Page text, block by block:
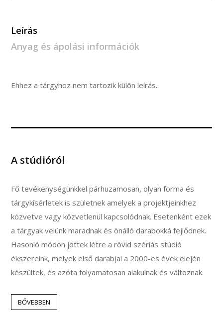
Leírás
Anyag és ápolási információk
Ehhez a tárgyhoz nem tartozik külön leírás.
A stúdióról
Fő tevékenységünkkel párhuzamosan, olyan forma és
tárgykísérletek is születnek amelyek a projektjeinkhez
közvetve vagy közvetlenül kapcsolódnak. Esetenként ezek
a tárgyak velünk maradnak és önálló darabokká fejlődnek.
Hasonló módon jöttek létre a rövid szériás stúdió
ékszereink, melyek első darabjai a 2000-es évek elején
készültek, és azóta folyamatosan alakulnak és változnak.
BŐVEBBEN